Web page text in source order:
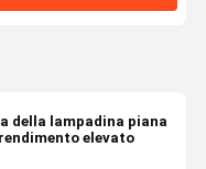
della lampadina piana
elevato